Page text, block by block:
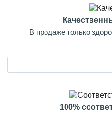
В продаже только
100%